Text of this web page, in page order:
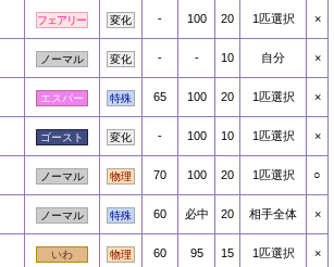
フェアリー 変化 - 100 20 1匹選択 ×
ノーマル 変化 - - 10 自分 ×
エスパー 特殊 65 100 20 1匹選択 ×
ゴースト 変化 - 100 10 1匹選択 ×
ノーマル 物理 70 100 20 1匹選択 ○
ノーマル 特殊 60 必中 20 相手全体 ×
いわ 物理 60 95 15 1匹選択 ×